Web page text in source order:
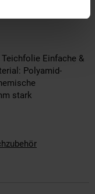
Einfache &
Polyamid-
stark